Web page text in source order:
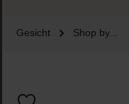
Gesicht Shop by...